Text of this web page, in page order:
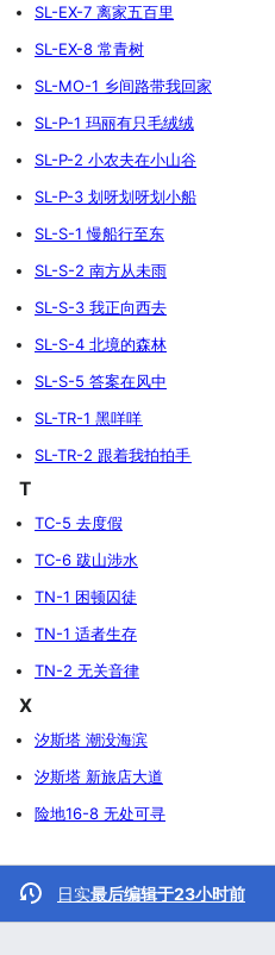
SL-EX-7 离家五百里
SL-EX-8 常青树
SL-MO-1 乡间路带我回家
SL-P-1 玛丽有只毛绒绒
SL-P-2 小农夫在小山谷
SL-P-3 划呀划呀划小船
SL-S-1 慢船行至东
SL-S-2 南方从未雨
SL-S-3 我正向西去
SL-S-4 北境的森林
SL-S-5 答案在风中
SL-TR-1 黑咩咩
SL-TR-2 跟着我拍拍手
T
TC-5 去度假
TC-6 跋山涉水
TN-1 困顿囚徒
TN-1 适者生存
TN-2 无关音律
X
汐斯塔 潮没海滨
汐斯塔 新旅店大道
险地16-8 无处可寻
日实最后编辑于23小时前